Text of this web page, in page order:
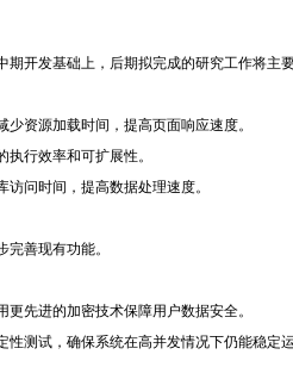
期开发基础上，后期拟完成的研究工作将主
资源加载时间，提高页面响应速度。
行效率和可扩展性。
问时间，提高数据处理速度。
善现有功能。
先进的加密技术保障用户数据安全。
性测试，确保系统在高并发情况下仍能稳定